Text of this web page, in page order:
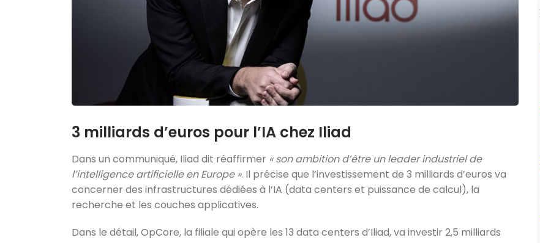
3 milliards d’euros pour l’IA chez Iliad
Dans un communiqué, Iliad dit réaffirmer « son ambition d’être un leader industriel de
l’intelligence artificielle en Europe ». Il précise que l’investissement de 3 milliards d’euros va
concerner des infrastructures dédiées à l’IA (data centers et puissance de calcul), la
recherche et les couches applicatives.
Dans le détail, OpCore, la filiale qui opère les 13 data centers d’Iliad, va investir 2,5 milliards